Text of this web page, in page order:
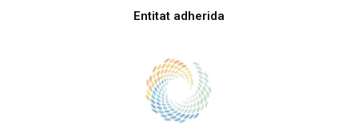
Entitat adherida